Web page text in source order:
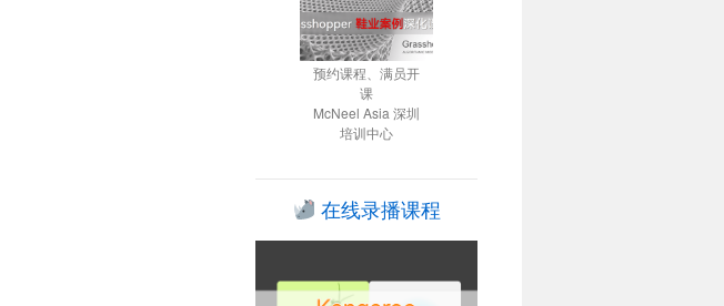
预约课程、满员开
课
McNeel Asia 深圳
培训中心
在线录播课程